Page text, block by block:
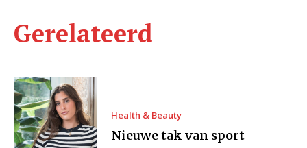
Gerelateerd
Health & Beauty
Nieuwe tak van sport